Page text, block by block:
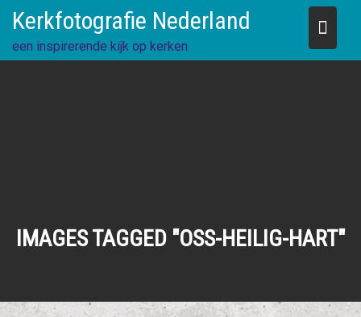
content
Kerkfotografie Nederland
een inspirerende kijk op kerken
IMAGES TAGGED "OSS-HEILIG-HART"